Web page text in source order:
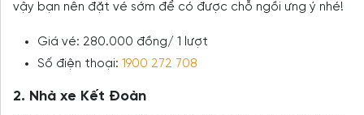
vậy bạn nên đặt vé sớm để có được chỗ ngồi ưng ý nhé!
Giá vé: 280.000 đồng/ 1 lượt
Số điện thoại: 1900 272 708
2. Nhà xe Kết Đoàn